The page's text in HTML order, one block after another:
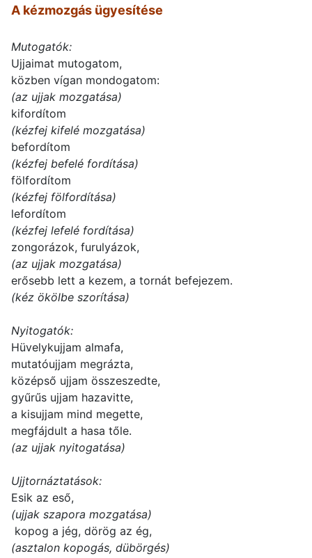
A kézmozgás ügyesítése
Mutogatók:
Ujjaimat mutogatom,
közben vígan mondogatom:
(az ujjak mozgatása)
kifordítom
(kézfej kifelé mozgatása)
befordítom
(kézfej befelé fordítása)
fölfordítom
(kézfej fölfordítása)
lefordítom
(kézfej lefelé fordítása)
zongorázok, furulyázok,
(az ujjak mozgatása)
erősebb lett a kezem, a tornát befejezem.
(kéz ökölbe szorítása)
Nyitogatók:
Hüvelykujjam almafa,
mutatóujjam megrázta,
középső ujjam összeszedte,
gyűrűs ujjam hazavitte,
a kisujjam mind megette,
megfájdult a hasa tőle.
(az ujjak nyitogatása)
Ujjtornáztatások:
Esik az eső,
(ujjak szapora mozgatása)
kopog a jég, dörög az ég,
(asztalon kopogás, dübörgés)